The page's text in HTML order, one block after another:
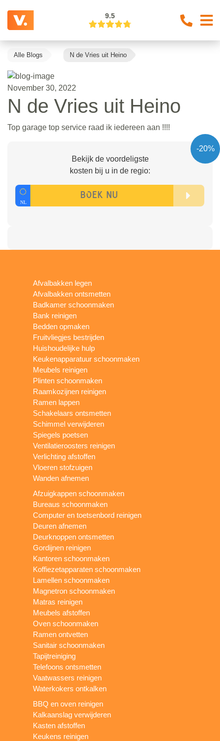
9.5
Alle Blogs N de Vries uit Heino
November 30, 2022
N de Vries uit Heino
Top garage top service raad ik iedereen aan !!!!
-20%
Bekijk de voordeligste
kosten bij u in de regio:
Afvalbakken legen
Afvalbakken ontsmetten
Badkamer schoonmaken
Bank reinigen
Bedden opmaken
Fruitvliegjes bestrijden
Huishoudelijke hulp
Keukenapparatuur schoonmaken
Meubels reinigen
Plinten schoonmaken
Raamkozijnen reinigen
Ramen lappen
Schakelaars ontsmetten
Schimmel verwijderen
Spiegels poetsen
Ventilatieroosters reinigen
Verlichting afstoffen
Vloeren stofzuigen
Wanden afnemen
Afzuigkappen schoonmaken
Bureaus schoonmaken
Computer en toetsenbord reinigen
Deuren afnemen
Deurknoppen ontsmetten
Gordijnen reinigen
Kantoren schoonmaken
Koffiezetapparaten schoonmaken
Lamellen schoonmaken
Magnetron schoonmaken
Matras reinigen
Meubels afstoffen
Oven schoonmaken
Ramen ontvetten
Sanitair schoonmaken
Tapijtreiniging
Telefoons ontsmetten
Vaatwassers reinigen
Waterkokers ontkalken
BBQ en oven reinigen
Kalkaanslag verwijderen
Kasten afstoffen
Keukens reinigen